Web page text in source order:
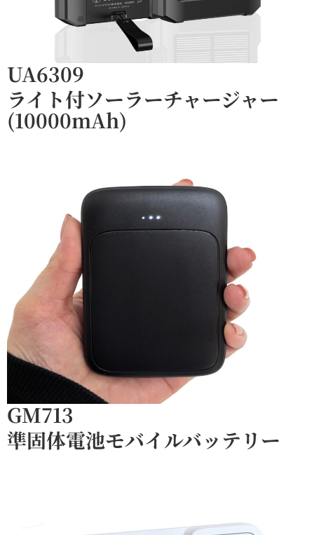
UA6309
ライト付ソーラーチャージャー
(10000mAh)
GM713
準固体電池モバイルバッテリー